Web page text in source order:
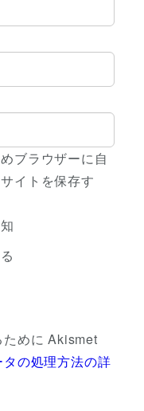
ブラウザーに自
イトを保存す
ために Akismet
の処理方法の詳